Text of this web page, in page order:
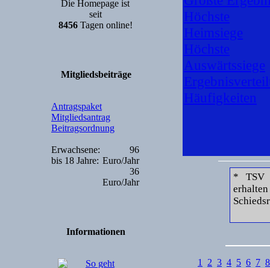
Die Homepage ist
seit
8456Tagen online!
Mitgliedsbeiträge
Antragspaket
Mitgliedsantrag
Beitragsordnung
Erwachsene:
bis 18 Jahre:
96
Euro/Jahr
36
Euro/Jahr
Informationen
Höchste
Heimsiege
Höchste
Auswärtssiege
Häufigkeiten
* TSV
1 2 3 4 5 6 7 8